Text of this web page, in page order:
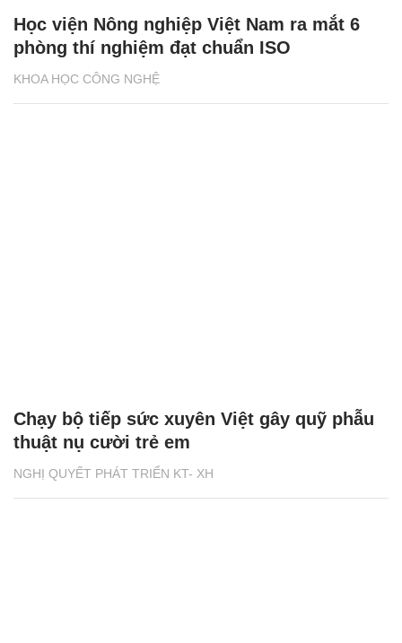
KHOA HỌC CÔNG NGHỆ
Học viện Nông nghiệp Việt Nam ra mắt 6
phòng thí nghiệm đạt chuẩn ISO
NGHỊ QUYẾT PHÁT TRIỂN KT- XH
Chạy bộ tiếp sức xuyên Việt gây quỹ phẫu
thuật nụ cười trẻ em